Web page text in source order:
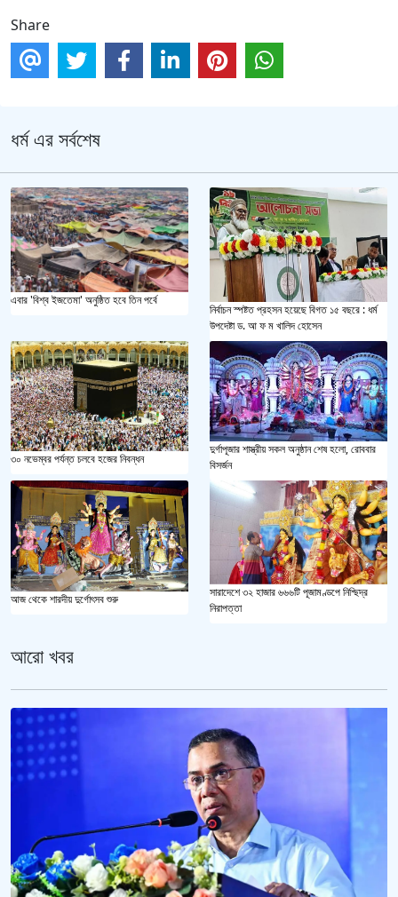
Share
ধর্ম এর সর্বশেষ
এবার 'বিশ্ব ইজতেমা' অনুষ্ঠিত হবে তিন পর্বে
নির্বাচন স্পষ্টত প্রহসন হয়েছে বিগত ১৫ বছরে : ধর্ম
উপদেষ্টা ড. আ ফ ম খালিদ হোসেন
৩০ নভেম্বর পর্যন্ত চলবে হজের নিবন্ধন
দুর্গাপূজার শাস্ত্রীয় সকল অনুষ্ঠান শেষ হলো, রোববার
বিসর্জন
আজ থেকে শারদীয় দুর্গোৎসব শুরু
সারাদেশে ৩২ হাজার ৬৬৬টি পূজামণ্ডপে নিশ্ছিদ্র
নিরাপত্তা
আরো খবর